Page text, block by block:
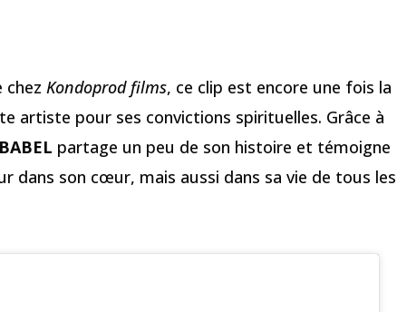
chez Kondoprod films, ce clip est encore une fois la
artiste pour ses convictions spirituelles. Grâce à
partage un peu de son histoire et témoigne
dans son cœur, mais aussi dans sa vie de tous les